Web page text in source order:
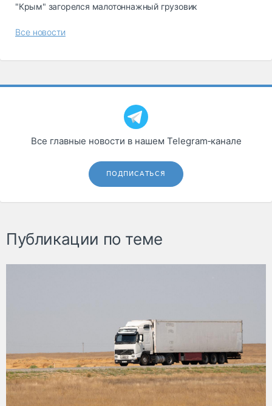
"Крым" загорелся малотоннажный грузовик
Все новости
Все главные новости в нашем Telegram‑канале
ПОДПИСАТЬСЯ
Публикации по теме